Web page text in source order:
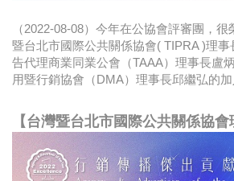
（2022-08-08）今年在公協會評審團，
暨台北市國際公共關係協會( TIPRA )理
告代理商業同業公會（TAAA）理事長盧
用暨行銷協會（DMA）理事長邱繼弘的加
【台灣暨台北市國際公共關係協會